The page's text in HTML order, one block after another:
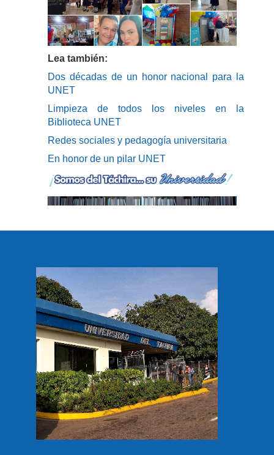
Lea también:
Dos décadas de un honor nacional para la
UNET
Limpieza de todos los niveles en la
Biblioteca UNET
Redes sociales y pedagogía universitaria
En honor de un pilar UNET